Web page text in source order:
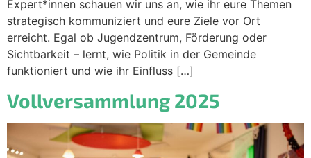
Expert*innen schauen wir uns an, wie ihr eure Themen
strategisch kommuniziert und eure Ziele vor Ort
erreicht. Egal ob Jugendzentrum, Förderung oder
Sichtbarkeit – lernt, wie Politik in der Gemeinde
funktioniert und wie ihr Einfluss […]
Vollversammlung 2025